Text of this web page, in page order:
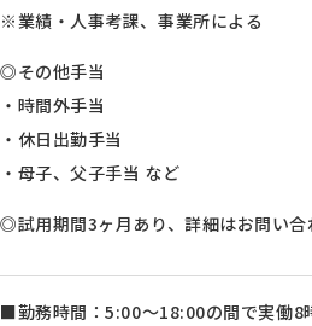
※業績・人事考課、事業所による
◎その他手当
・時間外手当
・休日出勤手当
・母子、父子手当 など
◎試用期間3ヶ月あり、詳細はお問い合
■勤務時間：5:00～18:00の間で実働8